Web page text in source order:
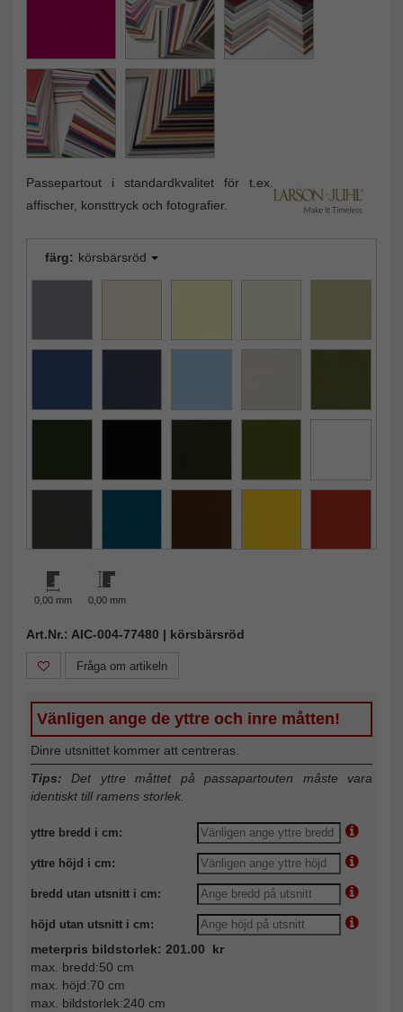
Passepartout i standardkvalitet för t.ex.
affischer, konsttryck och fotografier.
färg: körsbärsröd
0,00 mm 0,00 mm
Art.Nr.: AIC-004-77480 | körsbärsröd
Fråga om artikeln
Vänligen ange de yttre och inre måtten!
Dinre utsnittet kommer att centreras.
Tips: Det yttre måttet på passapartouten måste vara
identiskt till ramens storlek.
yttre bredd i cm:
yttre höjd i cm:
bredd utan utsnitt i cm:
höjd utan utsnitt i cm:
meterpris bildstorlek: 201.00 kr
max. bredd:50 cm
max. höjd:70 cm
max. bildstorlek:240 cm